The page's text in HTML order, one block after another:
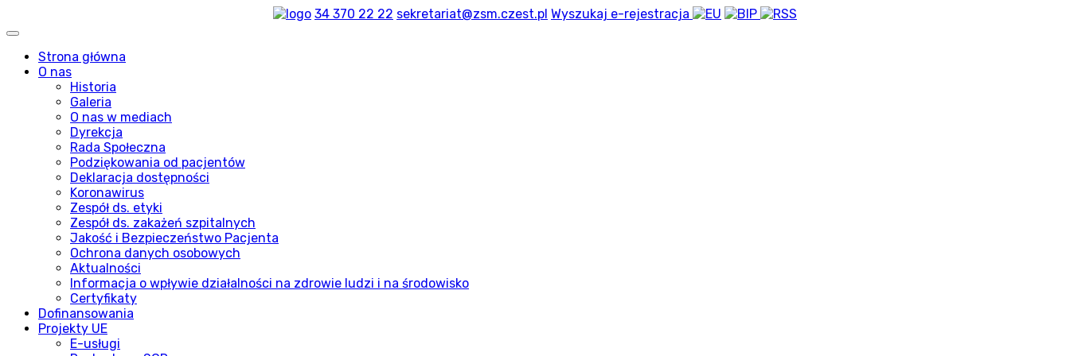
34 370 22 22 sekretariat@zsm.czest.pl Wyszukaj e-rejestracja
Strona główna
O nas
Historia
Galeria
O nas w mediach
Dyrekcja
Rada Społeczna
Podziękowania od pacjentów
Deklaracja dostępności
Koronawirus
Zespół ds. etyki
Zespół ds. zakażeń szpitalnych
Jakość i Bezpieczeństwo Pacjenta
Ochrona danych osobowych
Aktualności
Informacja o wpływie działalności na zdrowie ludzi i na środowisko
Certyfikaty
Dofinansowania
Projekty UE
E-usługi